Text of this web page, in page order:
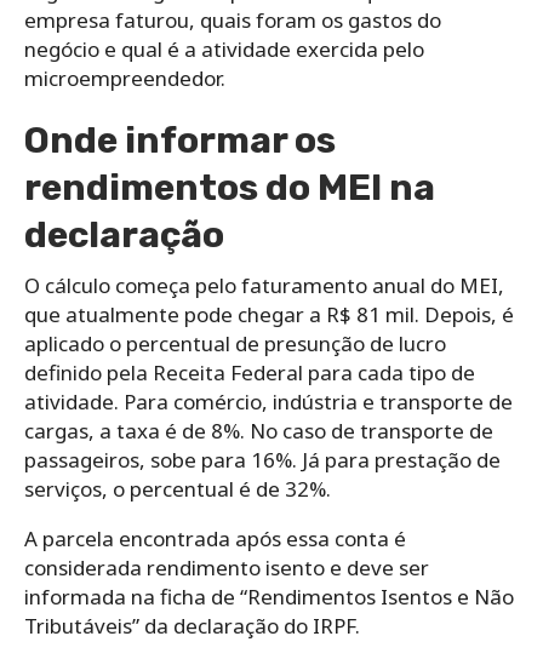
empresa faturou, quais foram os gastos do
negócio e qual é a atividade exercida pelo
microempreendedor.
Onde informar os
rendimentos do MEI na
declaração
O cálculo começa pelo faturamento anual do MEI,
que atualmente pode chegar a R$ 81 mil. Depois, é
aplicado o percentual de presunção de lucro
definido pela Receita Federal para cada tipo de
atividade. Para comércio, indústria e transporte de
cargas, a taxa é de 8%. No caso de transporte de
passageiros, sobe para 16%. Já para prestação de
serviços, o percentual é de 32%.
A parcela encontrada após essa conta é
considerada rendimento isento e deve ser
informada na ficha de “Rendimentos Isentos e Não
Tributáveis” da declaração do IRPF.